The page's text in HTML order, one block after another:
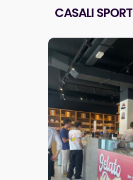
CASALI SPORT